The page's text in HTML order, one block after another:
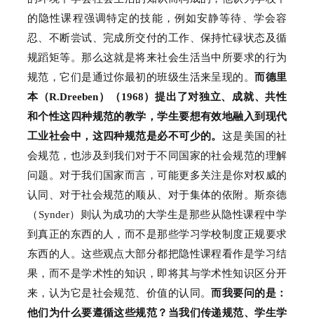
的隐性课程强调特定的技能，例如安静等待、学会容
忍、不断尝试、完成所交付的工作、保持忙碌状态及循
规蹈矩等。那么这就是将来社会生活当中所要求的行为
规范，它们是通过你最初的班级生活来呈现的。而德里
本（R.Dreeben）（1968）提出了对独立、成就、共性
和个性这四种规范的教学，学生要想有效地融入到现代
工业社会中，这四种规范是必不可少的。 这是美国的社
会规范，也涉及到我们对于不同国家的社会规范的理解
问题。 对于我们国家而言，可能更多关注是你对权威的
认同、对于社会规范的顺从、对于集体的依附。斯奈德
（Synder）则认为成功的大学生是那些从隐性课程中学
到真正的东西的人，而不是那些学习学校制度正规要求
东西的人。这些观点大部分都把隐性课程看作是学习结
果，而不是学术性的知识，即将其与学术性知识区分开
来，认为它是社会规范、价值的认同。而我要问的是：
他们为什么要遵循这些规范？ 当我们传递规范、学生学